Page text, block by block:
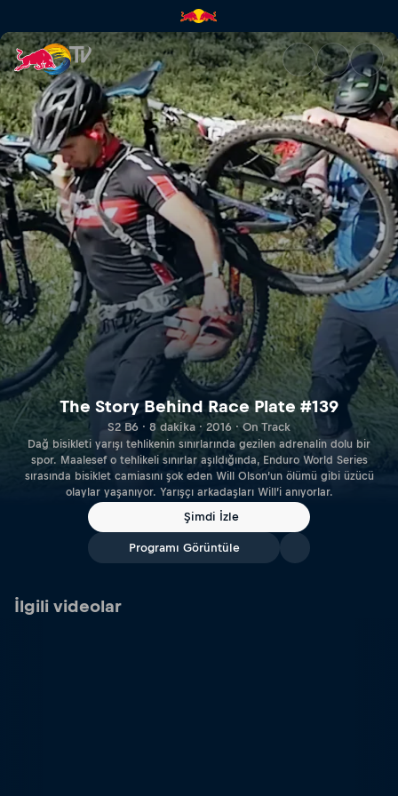
The Story Behind Race Plate
The Story Behind Race Plate #139
S2 B6 · 8 dakika · 2016 · On Track
Dağ bisikleti yarışı tehlikenin sınırlarında gezilen adrenalin dolu bir
spor. Maalesef o tehlikeli sınırlar aşıldığında, Enduro World Series
sırasında bisiklet camiasını şok eden Will Olson’un ölümü gibi üzücü
olaylar yaşanıyor. Yarışçı arkadaşları Will’i anıyorlar.
Şimdi İzle
Programı Görüntüle
İlgili videolar